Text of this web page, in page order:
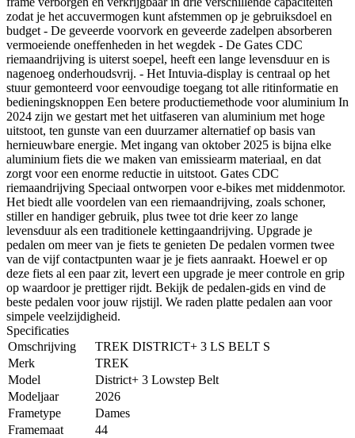
zodat je het accuvermogen kunt afstemmen op je gebruiksdoel en
budget - De geveerde voorvork en geveerde zadelpen absorberen
vermoeiende oneffenheden in het wegdek - De Gates CDC
riemaandrijving is uiterst soepel, heeft een lange levensduur en is
nagenoeg onderhoudsvrij. - Het Intuvia-display is centraal op het
stuur gemonteerd voor eenvoudige toegang tot alle ritinformatie en
bedieningsknoppen Een betere productiemethode voor aluminium In
2024 zijn we gestart met het uitfaseren van aluminium met hoge
uitstoot, ten gunste van een duurzamer alternatief op basis van
hernieuwbare energie. Met ingang van oktober 2025 is bijna elke
aluminium fiets die we maken van emissiearm materiaal, en dat
zorgt voor een enorme reductie in uitstoot. Gates CDC
riemaandrijving Speciaal ontworpen voor e-bikes met middenmotor.
Het biedt alle voordelen van een riemaandrijving, zoals schoner,
stiller en handiger gebruik, plus twee tot drie keer zo lange
levensduur als een traditionele kettingaandrijving. Upgrade je
pedalen om meer van je fiets te genieten De pedalen vormen twee
van de vijf contactpunten waar je je fiets aanraakt. Hoewel er op
deze fiets al een paar zit, levert een upgrade je meer controle en grip
op waardoor je prettiger rijdt. Bekijk de pedalen-gids en vind de
beste pedalen voor jouw rijstijl. We raden platte pedalen aan voor
simpele veelzijdigheid.
Specificaties
Omschrijving
TREK DISTRICT+ 3 LS BELT S
Merk
TREK
Model
District+ 3 Lowstep Belt
Modeljaar
2026
Frametype
Dames
Framemaat
44